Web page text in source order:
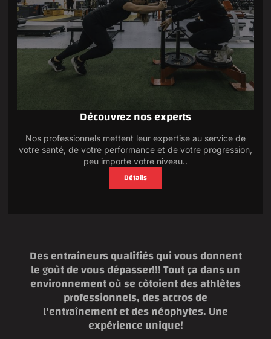
Découvrez nos experts
Nos professionnels mettent leur expertise au service de
votre santé, de votre performance et de votre progression,
peu importe votre niveau..
Détails
Des entraîneurs qualifiés qui vous donnent
le goût de vous dépasser!!! Tout ça dans un
environnement où se côtoient des athlètes
professionnels, des accros de
l'entraînement et des néophytes. Une
expérience unique!